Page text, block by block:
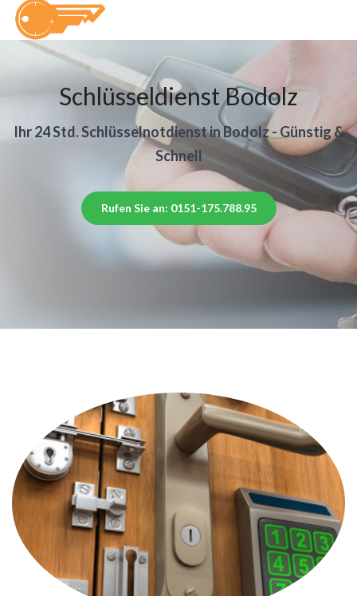
Schlüsseldienst Bodolz
Ihr 24 Std. Schlüsselnotdienst in Bodolz - Günstig &
Schnell
Rufen Sie an: 0151-175.788.95